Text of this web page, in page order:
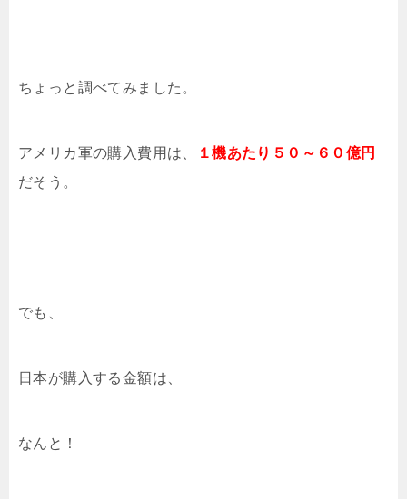
ちょっと調べてみました。
アメリカ軍の購入費用は、
１機あたり５０～６０億円
だそう。
でも、
日本が購入する金額は、
なんと！